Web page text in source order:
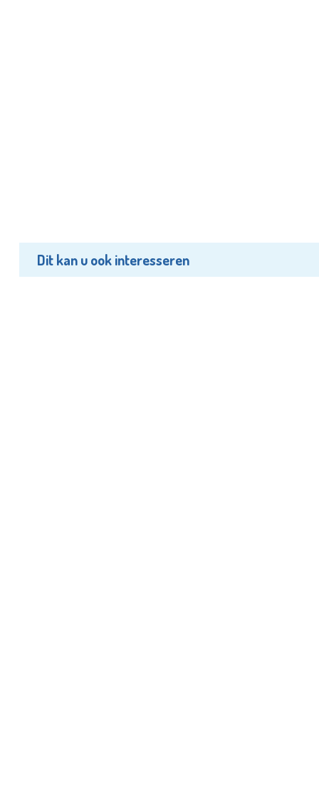
Dit kan u ook interesseren